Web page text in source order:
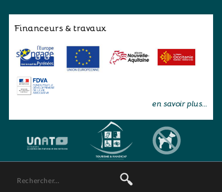
Financeurs & travaux
en savoir plus…